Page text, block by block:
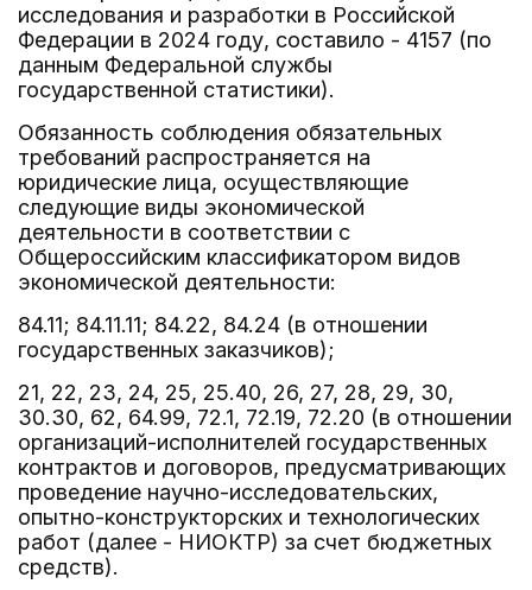
исследования и разработки в Российской
Федерации в 2024 году, составило - 4157 (по
данным Федеральной службы
государственной статистики).
Обязанность соблюдения обязательных
требований распространяется на
юридические лица, осуществляющие
следующие виды экономической
деятельности в соответствии с
Общероссийским классификатором видов
экономической деятельности:
84.11; 84.11.11; 84.22, 84.24 (в отношении
государственных заказчиков);
21, 22, 23, 24, 25, 25.40, 26, 27, 28, 29, 30,
30.30, 62, 64.99, 72.1, 72.19, 72.20 (в отношении
организаций-исполнителей государственных
контрактов и договоров, предусматривающих
проведение научно-исследовательских,
опытно-конструкторских и технологических
работ (далее - НИОКТР) за счет бюджетных
средств).